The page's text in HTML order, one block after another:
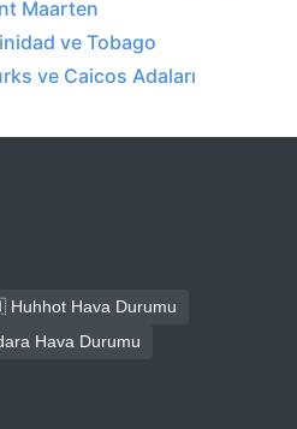
Maarten
ve Tobago
ve Caicos Adaları
Hava Durumu
Hava Durumu